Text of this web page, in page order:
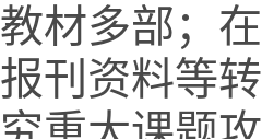
教材多部；
报刊资料等